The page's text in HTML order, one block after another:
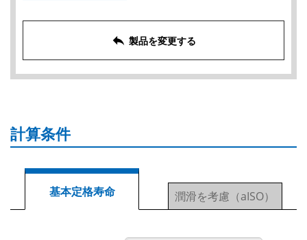
reply 製品を変更する
計算条件
基本定格寿命 潤滑を考慮（aISO）